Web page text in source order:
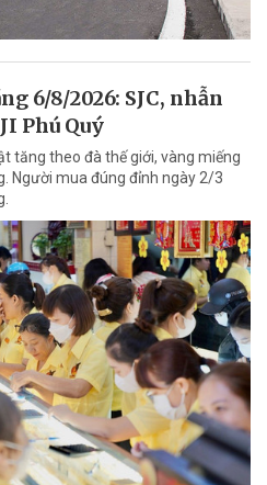
6/8/2026: SJC, nhẫn
Phú Quý
tăng theo đà thế giới, vàng miếng
Người mua đúng đỉnh ngày 2/3